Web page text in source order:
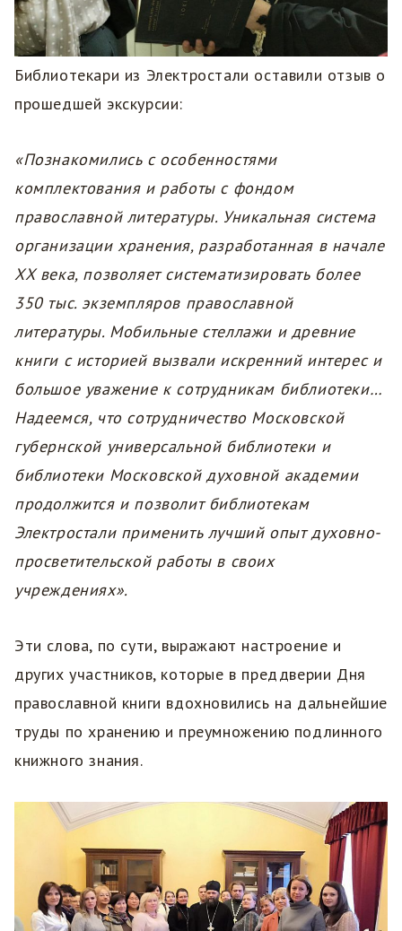
Библиотекари из Электростали оставили отзыв о
прошедшей экскурсии:
«Познакомились с особенностями
комплектования и работы с фондом
православной литературы. Уникальная система
организации хранения, разработанная в начале
ХХ века, позволяет систематизировать более
350 тыс. экземпляров православной
литературы. Мобильные стеллажи и древние
книги с историей вызвали искренний интерес и
большое уважение к сотрудникам библиотеки…
Надеемся, что сотрудничество Московской
губернской универсальной библиотеки и
библиотеки Московской духовной академии
продолжится и позволит библиотекам
Электростали применить лучший опыт духовно-
просветительской работы в своих
учреждениях».
Эти слова, по сути, выражают настроение и
других участников, которые в преддверии Дня
православной книги вдохновились на дальнейшие
труды по хранению и преумножению подлинного
книжного знания.